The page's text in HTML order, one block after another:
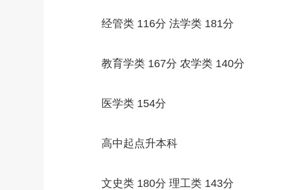
经管类 116分 法学类 181分
教育学类 167分 农学类 140分
医学类 154分
高中起点升本科
文史类 180分 理工类 143分